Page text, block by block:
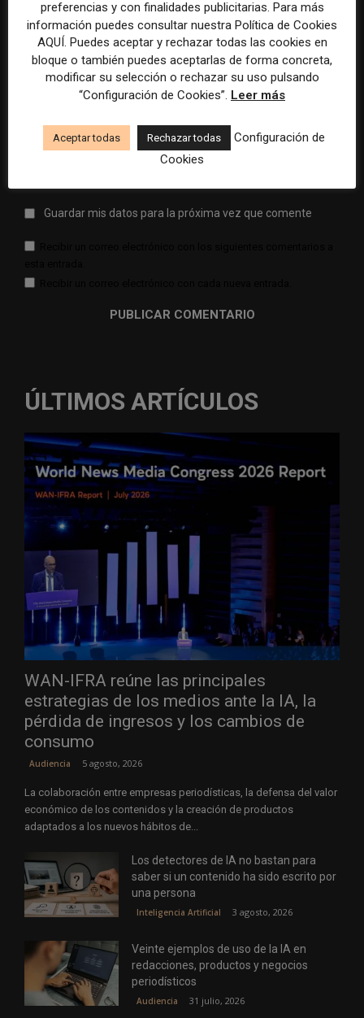
Comentario:
web:
Guardar mis datos para la próxima vez que comente
ÚLTIMOS ARTÍCULOS
WAN-IFRA reúne las principales
estrategias de los medios ante la IA, la
pérdida de ingresos y los cambios de
consumo
Audiencia 5 agosto, 2026
La colaboración entre empresas periodísticas, la defensa del valor
económico de los contenidos y la creación de productos
adaptados a los nuevos hábitos de...
Los detectores de IA no bastan para
saber si un contenido ha sido escrito por
una persona
Inteligencia Artificial 3 agosto, 2026
Veinte ejemplos de uso de la IA en
redacciones, productos y negocios
periodísticos
Audiencia 31 julio, 2026
preferencias y con finalidades publicitarias. Para más
información puedes consultar nuestra Política de Cookies
AQUÍ. Puedes aceptar y rechazar todas las cookies en
bloque o también puedes aceptarlas de forma concreta,
modificar su selección o rechazar su uso pulsando
“Configuración de Cookies”. Leer más
Aceptar todas Rechazar todas
Configuración de
Cookies